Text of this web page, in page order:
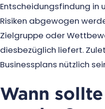
Entscheidungsfindung in
Risiken abgewogen
Zielgruppe oder
diesbezüglich liefert.
Businessplans nützlich
Wann